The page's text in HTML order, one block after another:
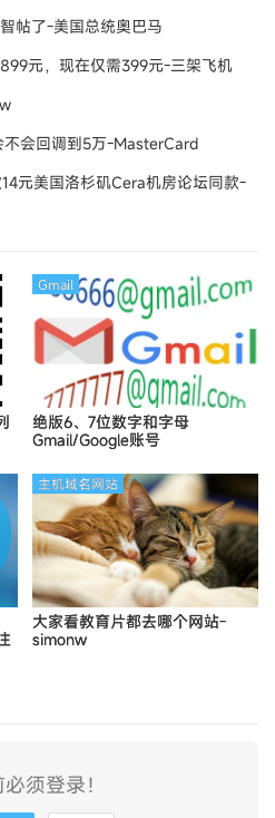
帖了-美国总统奥巴马
元，现在仅需399元-三架飞机
不会回调到5万-MasterCard
元美国洛杉矶Cera机房论坛同款-
绝版6、7位数字和字母
Gmail/Google账号
Gmail
大家看教育片都去哪个网站-
simonw
主机域名网站
须登录！